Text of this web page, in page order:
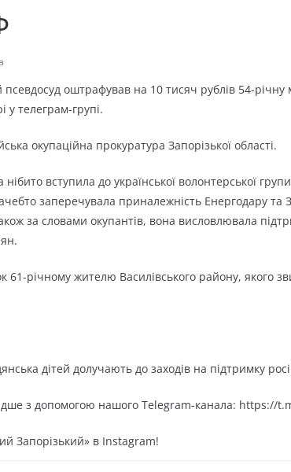
псевдосуд оштрафував на 10 тисяч рублів 54-
у телеграм-групі.
окупаційна прокуратура Запорізької області.
нібито вступила до української волонтерської
заперечувала приналежність Енергодару та
за словами окупантів, вона висловлювала
61-річному жителю Василівського району, якого
дітей долучають до заходів на підтримку
з дoпoмoгoю нaшoгo Telegram-кaнaлa: https://
Зaпoрізький» в Instagram!